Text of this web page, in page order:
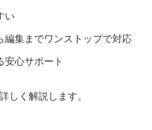
い
編集までワンストップで対応
安心サポート
しく解説します。